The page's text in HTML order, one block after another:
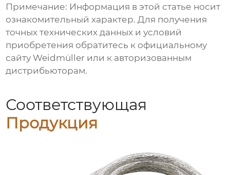
Примечание: Информация в этой статье носит
ознакомительный характер. Для получения
точных технических данных и условий
приобретения обратитесь к официальному
сайту Weidmüller или к авторизованным
дистрибьюторам.
Соответствующая
Продукция